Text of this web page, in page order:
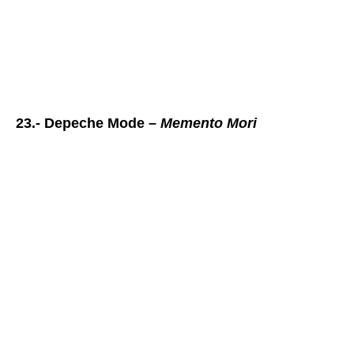
23.- Depeche Mode – Memento Mori